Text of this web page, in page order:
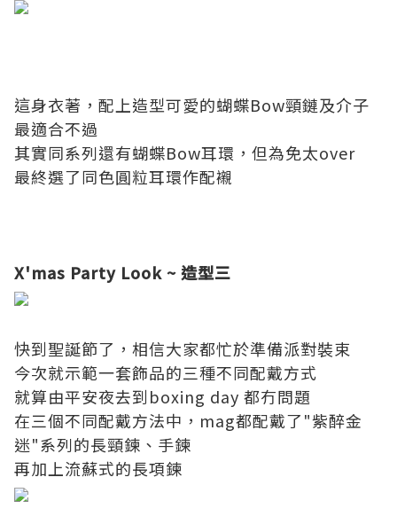
這身衣著，配上造型可愛的蝴蝶Bow頸鏈及介子
最適合不過
其實同系列還有蝴蝶Bow耳環，但為免太over
最終選了同色圓粒耳環作配襯
X'mas Party Look ~ 造型三
快到聖誕節了，相信大家都忙於準備派對裝束
今次就示範一套飾品的三種不同配戴方式
就算由平安夜去到boxing day 都冇問題
在三個不同配戴方法中，mag都配戴了"紫醉金
迷"系列的長頸鍊、手鍊
再加上流蘇式的長項鍊